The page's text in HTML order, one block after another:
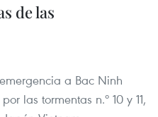
de las
a Bac Ninh
las tormentas n.º 10 y 11,